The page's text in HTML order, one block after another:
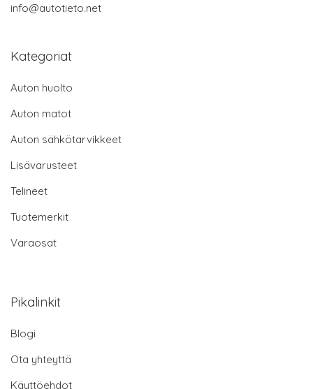
info@autotieto.net
Kategoriat
Auton huolto
Auton matot
Auton sähkötarvikkeet
Lisävarusteet
Telineet
Tuotemerkit
Varaosat
Pikalinkit
Blogi
Ota yhteyttä
Käyttöehdot